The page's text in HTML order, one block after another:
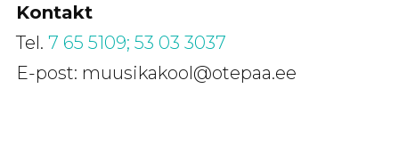
Kontakt
Tel. 7 65 5109; 53 03 3037
E-post: muusikakool@otepaa.ee